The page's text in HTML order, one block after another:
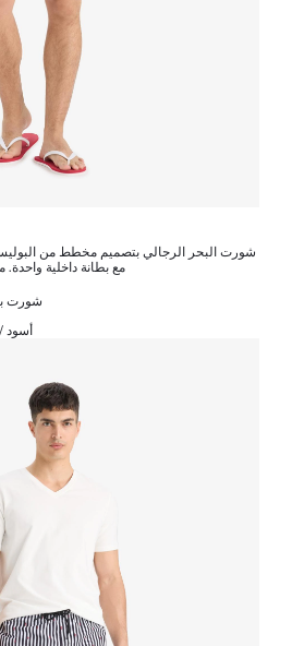
شورت البحر الرجالي بتصميم مخطط من
مع بطانة داخلية
شورت
أسود